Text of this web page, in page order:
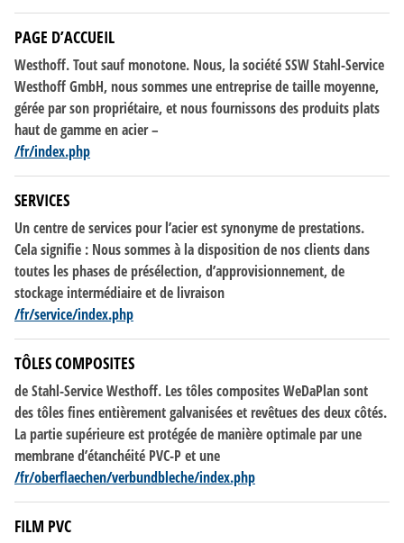
PAGE D’ACCUEIL
Westhoff. Tout sauf monotone. Nous, la société SSW Stahl-Service
Westhoff GmbH, nous sommes une entreprisedetaille moyenne,
gérée par son propriétaire, et nous fournissonsdes produits plats
hautdegamme en acier –
/fr/index.php
SERVICES
Un centredeservices pour l’acier est synonymede prestations.
Cela signifie : Nous sommes à la dispositionde nos clients dans
toutes les phasesde présélection, d’approvisionnement,de
stockage intermédiaire etde livraison
/fr/service/index.php
TÔLES COMPOSITES
deStahl-Service Westhoff. Les tôles composites WeDaPlan sont
destôles fines entièrement galvanisées et revêtuesdesdeux côtés.
La partie supérieure est protégéede manière optimale par une
membrane d’étanchéité PVC-P et une
/fr/oberflaechen/verbundbleche/index.php
FILM PVC